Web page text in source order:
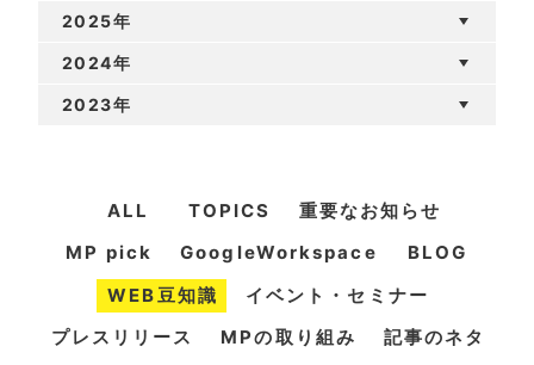
2025年
2024年
2023年
ALL TOPICS
重要なお知らせ
MP pick
GoogleWorkspace
BLOG
WEB豆知識
イベント・セミナー
プレスリリース
MPの取り組み 記事のネタ